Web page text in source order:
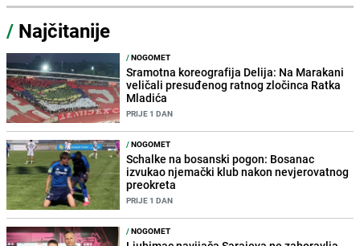
/ Najčitanije
/NOGOMET
Sramotna koreografija Delija: Na Marakani
veličali presuđenog ratnog zločinca Ratka
Mladića
PRIJE 1 DAN
/NOGOMET
Schalke na bosanski pogon: Bosanac
izvukao njemački klub nakon nevjerovatnog
preokreta
PRIJE 1 DAN
/NOGOMET